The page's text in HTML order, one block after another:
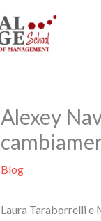
Alexey
Blog
Laura Taraborrelli e